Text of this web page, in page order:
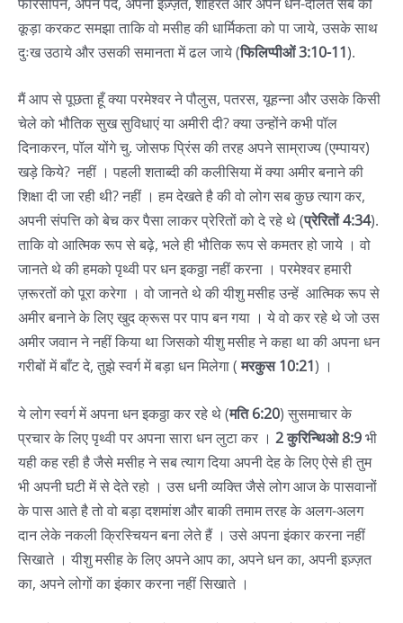
कूड़ा करकट समझा ताकि वो मसीह की धार्मिकता को पा जाये, उसके साथ
दुःख उठाये और उसकी समानता में ढल जाये (फिलिप्पीओं 3:10-11).
मैं आप से पूछता हूँ क्या परमेश्वर ने पौलुस, पतरस, यूहन्ना और उसके किसी
चेले को भौतिक सुख सुविधाएं या अमीरी दी? क्या उन्होंने कभी पॉल
दिनाकरन, पॉल योंगे चु. जोसफ प्रिंस की तरह अपने साम्राज्य (एम्पायर)
खड़े किये? नहीं । पहली शताब्दी की कलीसिया में क्या अमीर बनाने की
शिक्षा दी जा रही थी? नहीं । हम देखते है की वो लोग सब कुछ त्याग कर,
अपनी संपत्ति को बेच कर पैसा लाकर प्रेरितों को दे रहे थे (प्रेरितों 4:34).
ताकि वो आत्मिक रूप से बढ़े, भले ही भौतिक रूप से कमतर हो जाये । वो
जानते थे की हमको पृथ्वी पर धन इकठ्ठा नहीं करना । परमेश्वर हमारी
ज़रूरतों को पूरा करेगा । वो जानते थे की यीशु मसीह उन्हें आत्मिक रूप से
अमीर बनाने के लिए खुद क्रूस पर पाप बन गया । ये वो कर रहे थे जो उस
अमीर जवान ने नहीं किया था जिसको यीशु मसीह ने कहा था की अपना धन
गरीबों में बाँट दे, तुझे स्वर्ग में बड़ा धन मिलेगा (मरकुस 10:21) ।
ये लोग स्वर्ग में अपना धन इकठ्ठा कर रहे थे (मति 6:20) सुसमाचार के
प्रचार के लिए पृथ्वी पर अपना सारा धन लुटा कर । 2 कुरिन्थिओ 8:9भी
यही कह रही है जैसे मसीह ने सब त्याग दिया अपनी देह के लिए ऐसे ही तुम
भी अपनी घटी में से देते रहो । उस धनी व्यक्ति जैसे लोग आज के पासवानों
के पास आते है तो वो बड़ा दशमांश और बाकी तमाम तरह के अलग-अलग
दान लेके नकली क्रिस्चियन बना लेते हैं । उसे अपना इंकार करना नहीं
सिखाते । यीशु मसीह के लिए अपने आप का, अपने धन का, अपनी इज़्ज़त
का, अपने लोगों का इंकार करना नहीं सिखाते ।